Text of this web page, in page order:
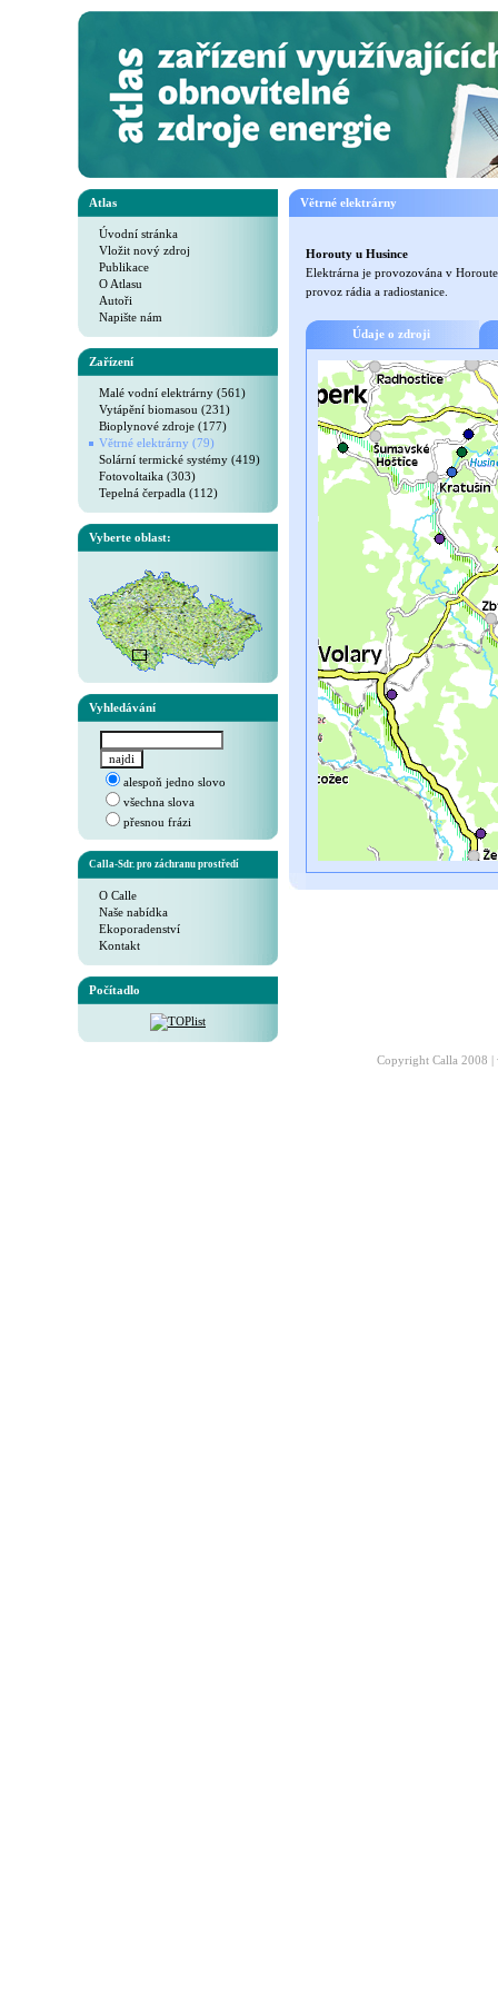
Atlas
Úvodní stránka
Vložit nový zdroj
Publikace
O Atlasu
Autoři
Napište nám
Zařízení
Malé vodní elektrárny (561)
Vytápění biomasou (231)
Bioplynové zdroje (177)
Větrné elektrárny (79)
Solární termické systémy (419)
Fotovoltaika (303)
Tepelná čerpadla (112)
Vyberte oblast:
Vyhledávání
alespoň jedno slovo
všechna slova
přesnou frázi
Calla-Sdr. pro záchranu prostředí
O Calle
Naše nabídka
Ekoporadenství
Kontakt
Počítadlo
Větrné elektrárny
Horouty u Husince
Elektrárna je provozována v
provoz rádia a radiostanice.
Údaje o zdroji
Copyright Calla 2008 |